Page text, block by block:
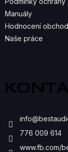
Manuály
Hodnocení
Naše práce
info@
776 009 614
www.fb.com/